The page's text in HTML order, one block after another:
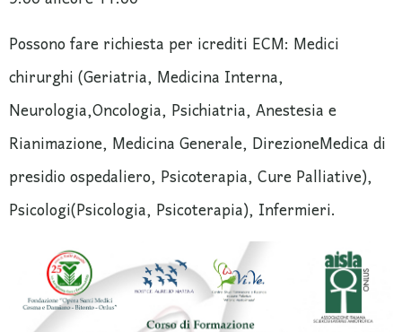
Possono fare richiesta per icrediti ECM: Medici
chirurghi (Geriatria, Medicina Interna,
Neurologia,Oncologia, Psichiatria, Anestesia e
Rianimazione, Medicina Generale, DirezioneMedica di
presidio ospedaliero, Psicoterapia, Cure Palliative),
Psicologi(Psicologia, Psicoterapia), Infermieri.